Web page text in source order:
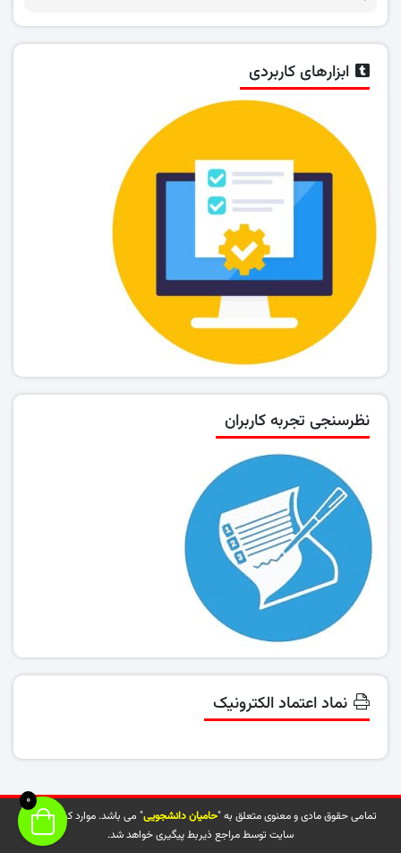
ابزارهای کاربردی
نظرسنجی تجربه کاربران
نماد اعتماد الکترونیک
تمامی حقوق مادی و معنوی متعلق به "حامیان دانشجویی" می باشد. موارد کپی شده از
سایت توسط مراجع ذیربط پیگیری خواهد شد.
0